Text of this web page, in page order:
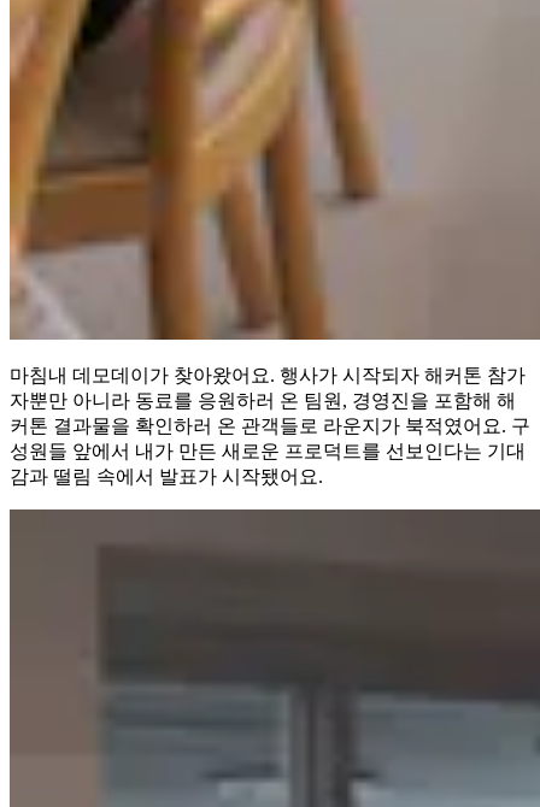
마침내 데모데이가 찾아왔어요. 행사가 시작되자 해커톤 참가
자뿐만 아니라 동료를 응원하러 온 팀원, 경영진을 포함해 해
커톤 결과물을 확인하러 온 관객들로 라운지가 북적였어요. 구
성원들 앞에서 내가 만든 새로운 프로덕트를 선보인다는 기대
감과 떨림 속에서 발표가 시작됐어요.